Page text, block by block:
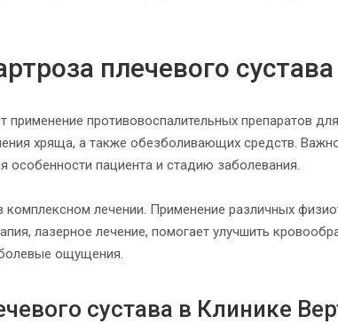
плечевого сустава
противовоспалительных препаратов
хряща, а также обезболивающих средств.
особенности пациента и стадию заболевания.
лечении. Применение различных
лазерное лечение, помогает улучшить
ощущения.
сустава в Клинике